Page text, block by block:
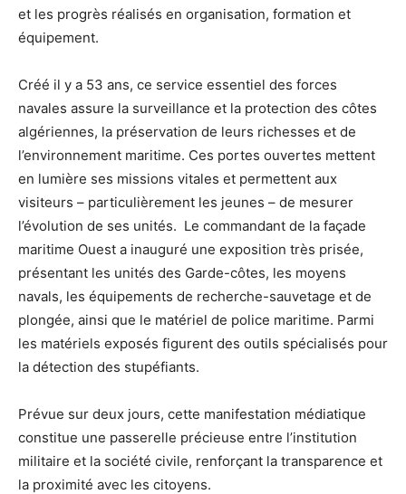
et les progrès réalisés en organisation, formation et
équipement.
Créé il y a 53 ans, ce service essentiel des forces
navales assure la surveillance et la protection des côtes
algériennes, la préservation de leurs richesses et de
l’environnement maritime. Ces portes ouvertes mettent
en lumière ses missions vitales et permettent aux
visiteurs – particulièrement les jeunes – de mesurer
l’évolution de ses unités. Le commandant de la façade
maritime Ouest a inauguré une exposition très prisée,
présentant les unités des Garde-côtes, les moyens
navals, les équipements de recherche-sauvetage et de
plongée, ainsi que le matériel de police maritime. Parmi
les matériels exposés figurent des outils spécialisés pour
la détection des stupéfiants.
Prévue sur deux jours, cette manifestation médiatique
constitue une passerelle précieuse entre l’institution
militaire et la société civile, renforçant la transparence et
la proximité avec les citoyens.